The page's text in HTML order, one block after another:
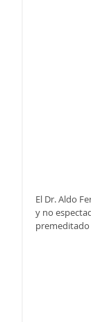
El Dr. Aldo
y no